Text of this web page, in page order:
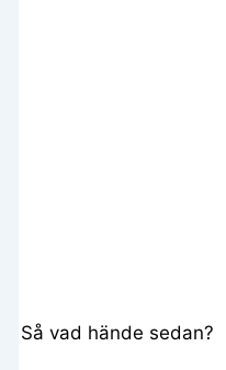
Så vad hände sedan?